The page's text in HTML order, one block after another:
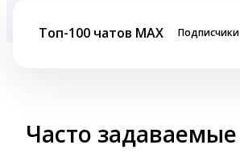
Топ-100 чатов MAX Подписчики
Часто задаваемые